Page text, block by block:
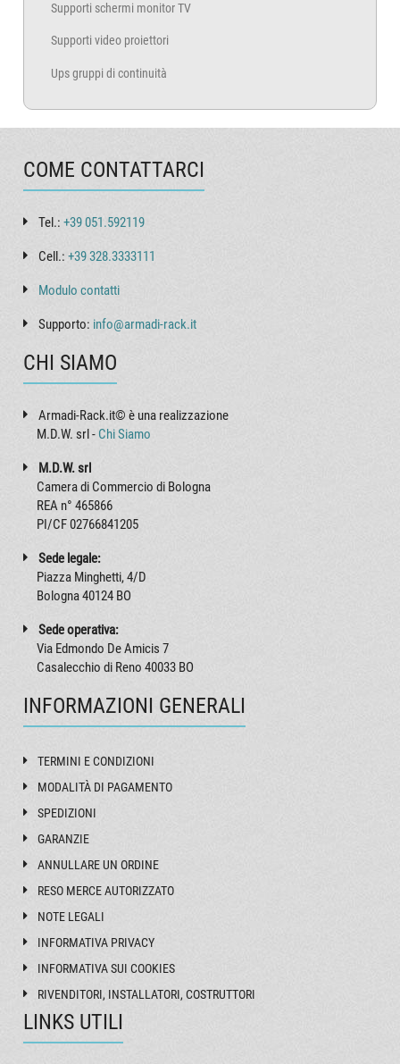
Supporti schermi monitor TV
Supporti video proiettori
Ups gruppi di continuità
COME CONTATTARCI
Tel.:+39 051.592119
Cell.:+39 328.3333111
Modulo contatti
Supporto: info@armadi-rack.it
CHI SIAMO
Armadi-Rack.it© è una realizzazione
M.D.W. srl - Chi Siamo
M.D.W. srl
Camera di Commercio di Bologna
REA n° 465866
PI/CF 02766841205
Sede legale:
Piazza Minghetti, 4/D
Bologna 40124 BO
Sede operativa:
Via Edmondo De Amicis 7
Casalecchio di Reno 40033 BO
INFORMAZIONI GENERALI
TERMINI E CONDIZIONI
MODALITÀ DI PAGAMENTO
SPEDIZIONI
GARANZIE
ANNULLARE UN ORDINE
RESO MERCE AUTORIZZATO
NOTE LEGALI
INFORMATIVA PRIVACY
INFORMATIVA SUI COOKIES
RIVENDITORI, INSTALLATORI, COSTRUTTORI
LINKS UTILI